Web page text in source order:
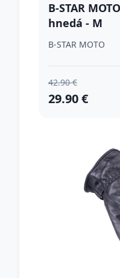
B-STAR
hnedá - M
B-STAR MOTO
42.90 €
29.90 €